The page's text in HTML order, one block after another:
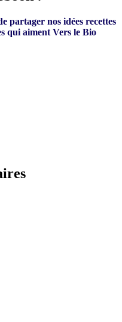
partager nos idées recettes
qui aiment Vers le Bio